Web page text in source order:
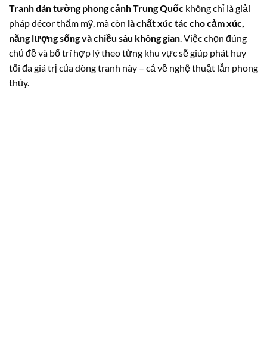
Tranh dán tường phong cảnh Trung Quốc không chỉ là giải
pháp décor thẩm mỹ, mà còn là chất xúc tác cho cảm xúc,
năng lượng sống và chiều sâu không gian . Việc chọn đúng
chủ đề và bố trí hợp lý theo từng khu vực sẽ giúp phát huy
tối đa giá trị của dòng tranh này – cả về nghệ thuật lẫn phong
thủy.